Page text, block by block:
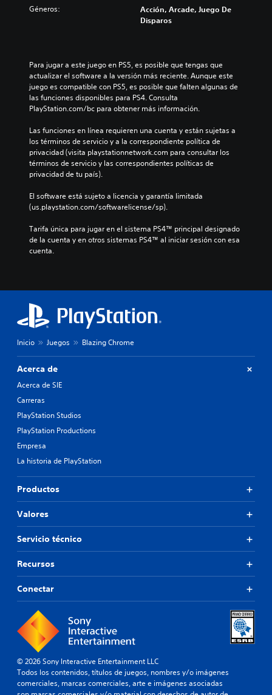
Géneros:
Acción, Arcade, Juego De
Disparos
Para jugar a este juego en PS5, es posible que tengas que
actualizar el software a la versión más reciente. Aunque este
juego es compatible con PS5, es posible que falten algunas de
las funciones disponibles para PS4. Consulta
PlayStation.com/bc para obtener más información.
Las funciones en línea requieren una cuenta y están sujetas a
los términos de servicio y a la correspondiente política de
privacidad (visita playstationnetwork.com para consultar los
términos de servicio y las correspondientes políticas de
privacidad de tu país).
El software está sujeto a licencia y garantía limitada
(us.playstation.com/softwarelicense/sp).
Tarifa única para jugar en el sistema PS4™ principal designado
de la cuenta y en otros sistemas PS4™ al iniciar sesión con esa
cuenta.
Inicio Juegos Blazing Chrome
Acerca de
Acerca de SIE
Carreras
PlayStation Studios
PlayStation Productions
Empresa
La historia de PlayStation
Productos
Valores
Servicio técnico
Recursos
Conectar
© 2026 Sony Interactive Entertainment LLC
Todos los contenidos, títulos de juegos, nombres y/o imágenes
comerciales, marcas comerciales, arte e imágenes asociadas